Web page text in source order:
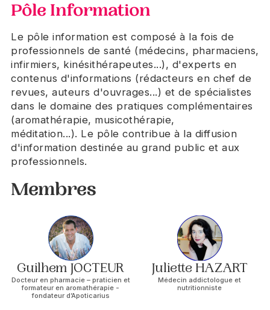
Pôle Information
Le pôle information est composé à la fois de
professionnels de santé (médecins, pharmaciens,
infirmiers, kinésithérapeutes...), d'experts en
contenus d'informations (rédacteurs en chef de
revues, auteurs d'ouvrages...) et de spécialistes
dans le domaine des pratiques complémentaires
(aromathérapie, musicothérapie,
méditation...). Le pôle contribue à la diffusion
d'information destinée au grand public et aux
professionnels.
Membres
Guilhem JOCTEUR
Docteur en pharmacie – praticien et
formateur en aromathérapie -
fondateur d’Apoticarius
Juliette HAZART
Médecin addictologue et
nutritionniste